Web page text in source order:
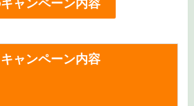
ャンペーン内容
キャンペーン内容